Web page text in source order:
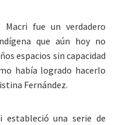
fue un verdadero
que aún hoy no
espacios sin capacidad
había logrado hacerlo
Fernández.
estableció una serie de